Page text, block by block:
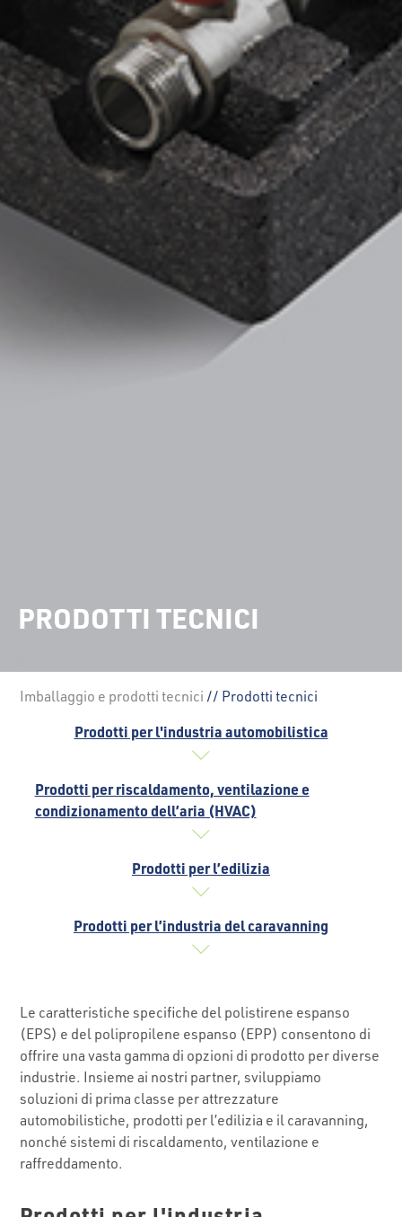
PRODOTTI TECNICI
Imballaggio e prodotti tecnici // Prodotti tecnici
Prodotti per l'industria automobilistica
Prodotti per riscaldamento, ventilazione e
condizionamento dell’aria (HVAC)
Prodotti per l’edilizia
Prodotti per l’industria del caravanning
Le caratteristiche specifiche del polistirene espanso
(EPS) e del polipropilene espanso (EPP) consentono di
offrire una vasta gamma di opzioni di prodotto per diverse
industrie. Insieme ai nostri partner, sviluppiamo
soluzioni di prima classe per attrezzature
automobilistiche, prodotti per l’edilizia e il caravanning,
nonché sistemi di riscaldamento, ventilazione e
raffreddamento.